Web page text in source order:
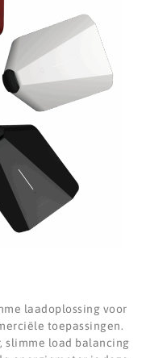
laadoplossing voor
toepassingen.
slimme load balancing